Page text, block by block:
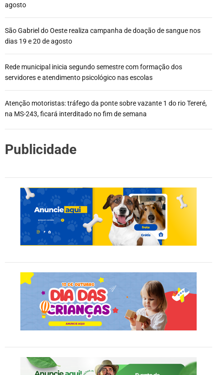
agosto
São Gabriel do Oeste realiza campanha de doação de sangue nos
dias 19 e 20 de agosto
Rede municipal inicia segundo semestre com formação dos
servidores e atendimento psicológico nas escolas
Atenção motoristas: tráfego da ponte sobre vazante 1 do rio Tereré,
na MS-243, ficará interditado no fim de semana
Publicidade